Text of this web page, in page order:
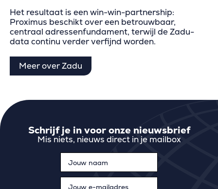
Het resultaat is een win-win-partnership:
Proximus beschikt over een betrouwbaar,
centraal adressenfundament, terwijl de Zadu-
data continu verder verfijnd worden.
Meer over Zadu
Schrijf je in voor onze nieuwsbrief
Mis niets, nieuws direct in je mailbox